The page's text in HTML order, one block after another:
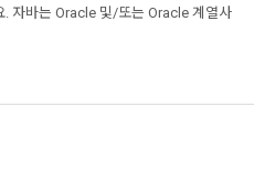
. 자바는 Oracle 및/또는 Oracle 계열사